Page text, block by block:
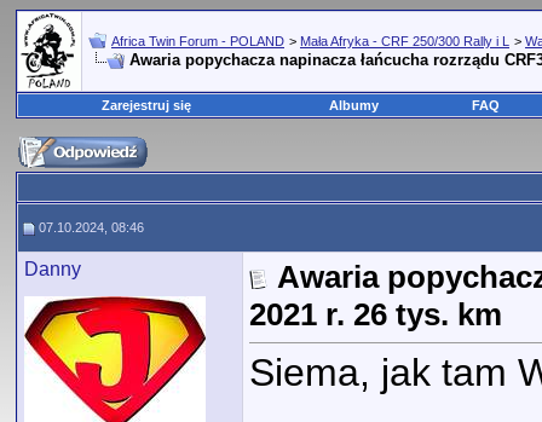
Africa Twin Forum - POLAND > Mała Afryka - CRF 250/300 Rally i L >
Awaria popychacza napinacza łańcucha rozrządu
Zarejestruj się Albumy FAQ
07.10.2024, 08:46
Danny
Awaria
2021 r. 26 tys. km
Siema, jak tam